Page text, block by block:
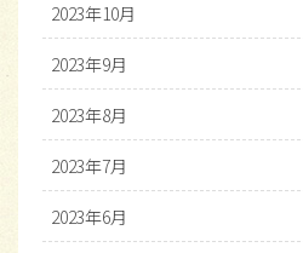
2023年10月
2023年9月
2023年8月
2023年7月
2023年6月